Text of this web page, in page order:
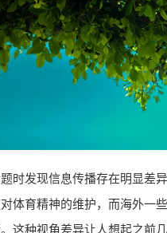
时发现信息传播存在明显差
体育精神的维护，而海外一
这种视角差异让人想起之前